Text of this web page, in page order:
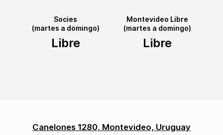
Socies
(martes a domingo)
Libre
Montevideo Libre
(martes a domingo)
Libre
Canelones 1280, Montevideo, Uruguay